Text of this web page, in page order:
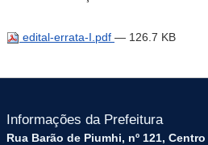
edital-errata-I.pdf — 126.7 KB
Informações da Prefeitura
Rua Barão de Piumhi, nº 121,